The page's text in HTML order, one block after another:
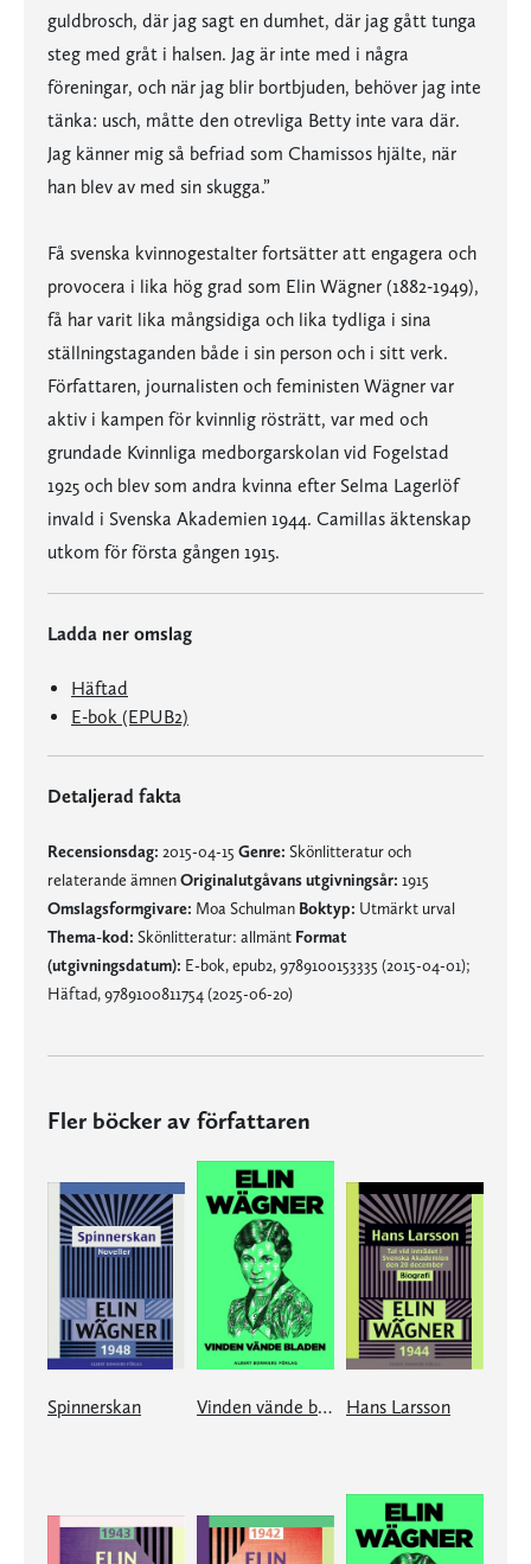
guldbrosch, där jag sagt en dumhet, där jag gått tunga
steg med gråt i halsen. Jag är inte med i några
föreningar, och när jag blir bortbjuden, behöver jag inte
tänka: usch, måtte den otrevliga Betty inte vara där.
Jag känner mig så befriad som Chamissos hjälte, när
han blev av med sin skugga.”
Få svenska kvinnogestalter fortsätter att engagera och
provocera i lika hög grad som Elin Wägner (1882-1949),
få har varit lika mångsidiga och lika tydliga i sina
ställningstaganden både i sin person och i sitt verk.
Författaren, journalisten och feministen Wägner var
aktiv i kampen för kvinnlig rösträtt, var med och
grundade Kvinnliga medborgarskolan vid Fogelstad
1925 och blev som andra kvinna efter Selma Lagerlöf
invald i Svenska Akademien 1944. Camillas äktenskap
utkom för första gången 1915.
Ladda ner omslag
Häftad
E-bok (EPUB2)
Detaljerad fakta
Recensionsdag: 2015-04-15 Genre: Skönlitteratur och
relaterande ämnenOriginalutgåvans utgivningsår: 1915
Omslagsformgivare: Moa Schulman Boktyp: Utmärkt urval
Thema-kod: Skönlitteratur: allmänt Format
(utgivningsdatum): E-bok, epub2, 9789100153335 (2015-04-01);
Häftad, 9789100811754 (2025-06-20)
Fler böcker av författaren
Spinnerskan Vinden vände bladen Hans Larsson